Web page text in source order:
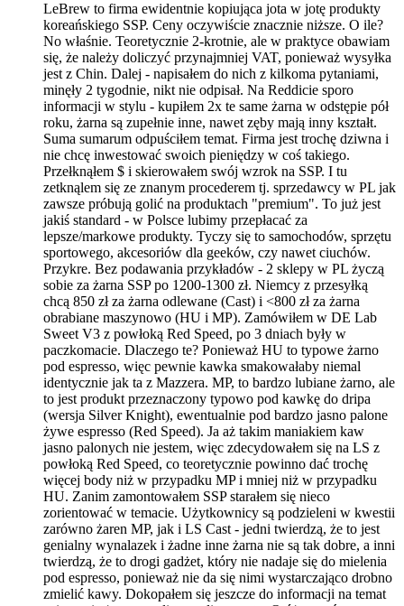
LeBrew to firma ewidentnie kopiująca jota w jotę produkty
koreańskiego SSP. Ceny oczywiście znacznie niższe. O ile?
No właśnie. Teoretycznie 2-krotnie, ale w praktyce obawiam
się, że należy doliczyć przynajmniej VAT, ponieważ wysyłka
jest z Chin. Dalej - napisałem do nich z kilkoma pytaniami,
minęły 2 tygodnie, nikt nie odpisał. Na Reddicie sporo
informacji w stylu - kupiłem 2x te same żarna w odstępie pół
roku, żarna są zupełnie inne, nawet zęby mają inny kształt.
Suma sumarum odpuściłem temat. Firma jest trochę dziwna i
nie chcę inwestować swoich pieniędzy w coś takiego.
Przełknąłem $ i skierowałem swój wzrok na SSP. I tu
zetknąlem się ze znanym procederem tj. sprzedawcy w PL jak
zawsze próbują golić na produktach "premium". To już jest
jakiś standard - w Polsce lubimy przepłacać za
lepsze/markowe produkty. Tyczy się to samochodów, sprzętu
sportowego, akcesoriów dla geeków, czy nawet ciuchów.
Przykre. Bez podawania przykładów - 2 sklepy w PL życzą
sobie za żarna SSP po 1200-1300 zł. Niemcy z przesyłką
chcą 850 zł za żarna odlewane (Cast) i <800 zł za żarna
obrabiane maszynowo (HU i MP). Zamówiłem w DE Lab
Sweet V3 z powłoką Red Speed, po 3 dniach były w
paczkomacie. Dlaczego te? Ponieważ HU to typowe żarno
pod espresso, więc pewnie kawka smakowałaby niemal
identycznie jak ta z Mazzera. MP, to bardzo lubiane żarno, ale
to jest produkt przeznaczony typowo pod kawkę do dripa
(wersja Silver Knight), ewentualnie pod bardzo jasno palone
żywe espresso (Red Speed). Ja aż takim maniakiem kaw
jasno palonych nie jestem, więc zdecydowałem się na LS z
powłoką Red Speed, co teoretycznie powinno dać trochę
więcej body niż w przypadku MP i mniej niż w przypadku
HU. Zanim zamontowałem SSP starałem się nieco
zorientować w temacie. Użytkownicy są podzieleni w kwestii
zarówno żaren MP, jak i LS Cast - jedni twierdzą, że to jest
genialny wynalazek i żadne inne żarna nie są tak dobre, a inni
twierdzą, że to drogi gadżet, który nie nadaje się do mielenia
pod espresso, ponieważ nie da się nimi wystarczająco drobno
zmielić kawy. Dokopałem się jeszcze do informacji na temat